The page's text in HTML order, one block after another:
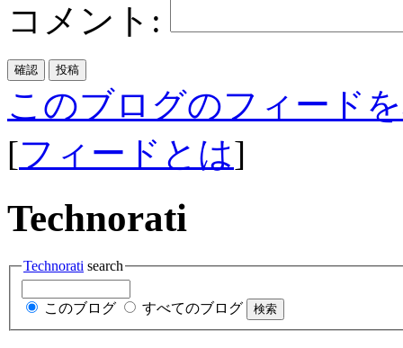
コメント:
このブログのフィード
[フィードとは]
Technorati
Technorati search
このブログ すべてのブログ